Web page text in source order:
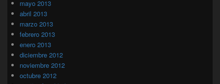
mayo 2013
abril 2013
marzo 2013
febrero 2013
enero 2013
diciembre 2012
noviembre 2012
octubre 2012